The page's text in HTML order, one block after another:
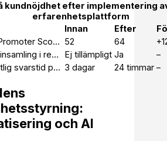
kundnöjdhet efter implementering
erfarenhetsplattform
Innan Efter
NPS (Net Promoter Score) 52 64
Feedback-insamling i realtid
Ej tillämpligt Ja
–
Genomsnittlig svarstid på feedback 3 dagar 24 timmar –
och AI